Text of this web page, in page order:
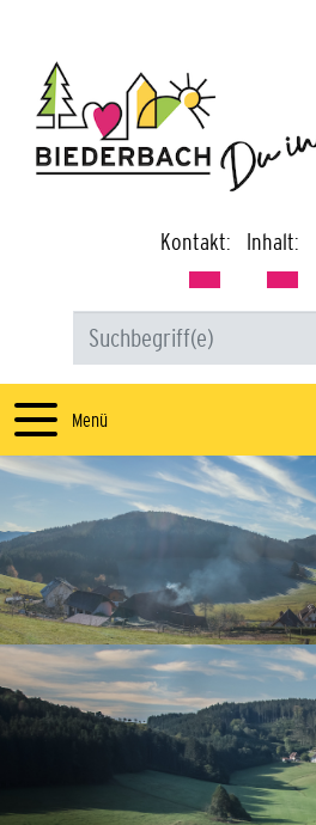
Kontakt: Inhalt:
Menü